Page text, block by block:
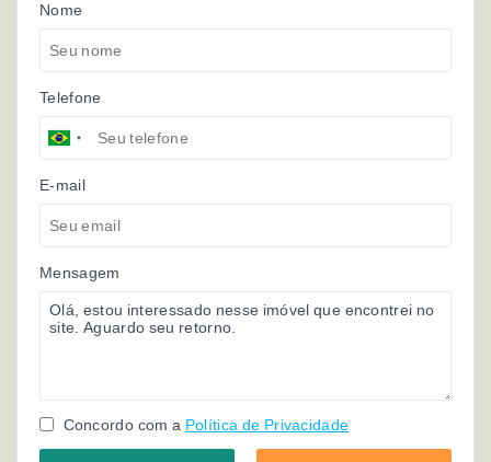
Nome
Telefone
E-mail
Mensagem
Concordo com a Política de Privacidade